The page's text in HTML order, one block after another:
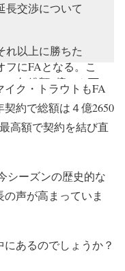
長交渉について
れ以上に勝ちた
フにFAとなる。こ
年総額4億2650万
ク・トラウトもFA
約で総額は４億2650
高額で契約を結び直
シーズンの歴史的な
声が高まっていま
あるのでしょうか？